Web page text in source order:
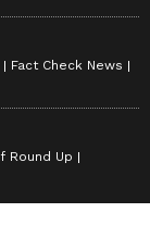
Fact Check News
Round Up